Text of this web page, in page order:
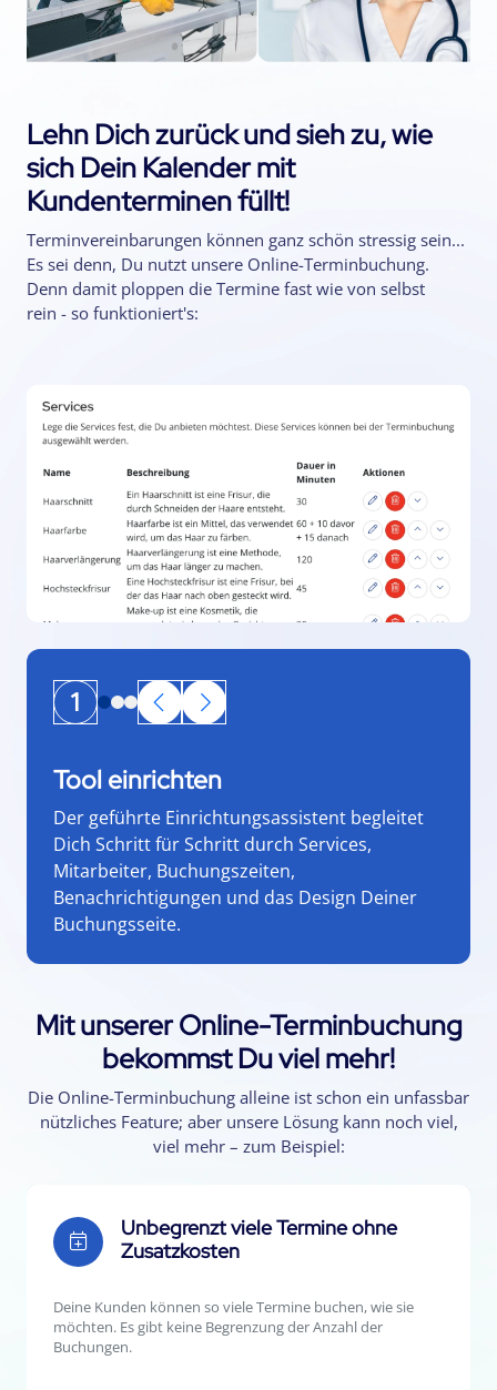
Lehn Dich zurück und sieh zu, wie
sich Dein Kalender mit
Kundenterminen füllt!
Terminvereinbarungen können ganz schön stressig sein...
Es sei denn, Du nutzt unsere Online-Terminbuchung.
Denn damit ploppen die Termine fast wie von selbst
rein - so funktioniert's:
1
Tool einrichten
Der geführte Einrichtungsassistent begleitet
Dich Schritt für Schritt durch Services,
Mitarbeiter, Buchungszeiten,
Benachrichtigungen und das Design Deiner
Buchungsseite.
Mit unserer Online-Terminbuchung
bekommst Du viel mehr!
Die Online-Terminbuchung alleine ist schon ein unfassbar
nützliches Feature; aber unsere Lösung kann noch viel,
viel mehr – zum Beispiel:
Unbegrenzt viele Termine ohne
Zusatzkosten
Deine Kunden können so viele Termine buchen, wie sie
möchten. Es gibt keine Begrenzung der Anzahl der
Buchungen.